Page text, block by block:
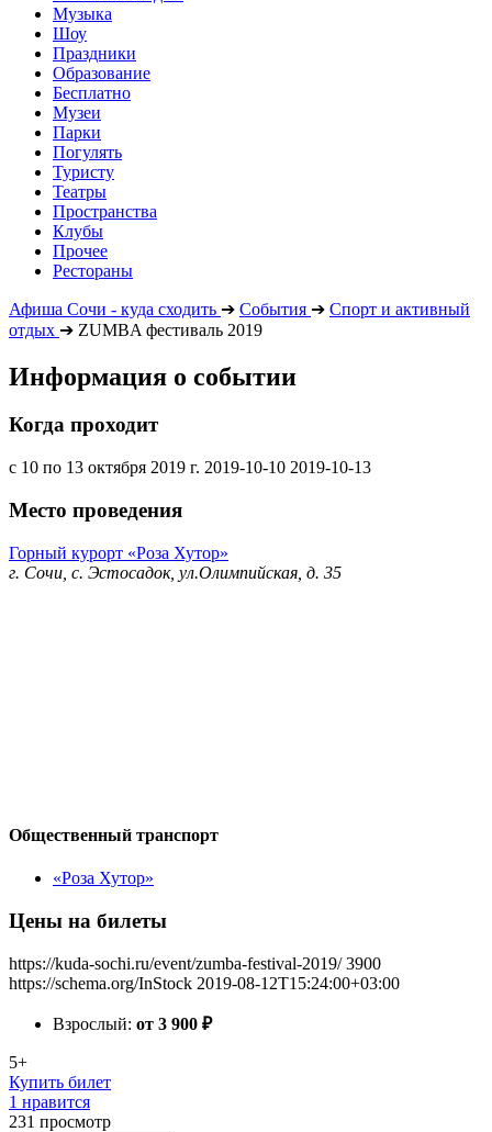
Музыка
Шоу
Праздники
Образование
Бесплатно
Музеи
Парки
Погулять
Туристу
Театры
Пространства
Клубы
Прочее
Рестораны
Афиша Сочи - куда сходить ➔ События ➔ Спорт и активный
отдых ➔ ZUMBA фестиваль 2019
Информация о событии
Когда проходит
с 10 по 13 октября 2019 г. 2019-10-10 2019-10-13
Место проведения
Горный курорт «Роза Хутор»
г. Сочи, с. Эстосадок, ул.Олимпийская, д. 35
Общественный транспорт
«Роза Хутор»
Цены на билеты
https://kuda-sochi.ru/event/zumba-festival-2019/ 3900
https://schema.org/InStock 2019-08-12T15:24:00+03:00
Взрослый: от 3 900 ₽
5+
Купить билет
1 нравится
231 просмотр